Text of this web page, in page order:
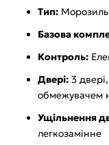
Тип:
Базова
Контроль:
Двері: 3
обмежувачем
Ущільнення
легкозамінне